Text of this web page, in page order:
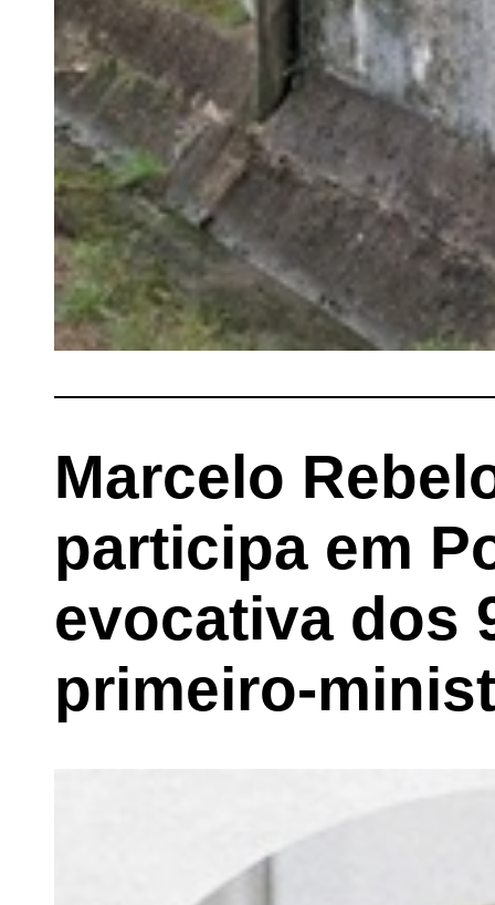
Marcelo
participa em
evocativa dos
primeiro-